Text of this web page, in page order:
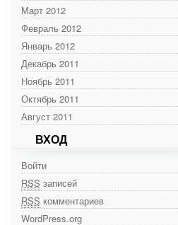
Март 2012
Февраль 2012
Январь 2012
Декабрь 2011
Ноябрь 2011
Октябрь 2011
Август 2011
ВХОД
Войти
RSS записей
RSS комментариев
WordPress.org